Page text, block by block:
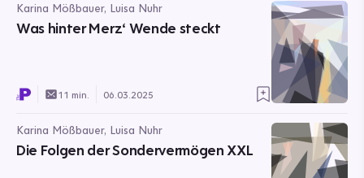
Karina Mößbauer, Luisa Nuhr
Was hinter Merz‘ Wende steckt
11 min. 06.03.2025
Karina Mößbauer, Luisa Nuhr
Die Folgen der Sondervermögen XXL